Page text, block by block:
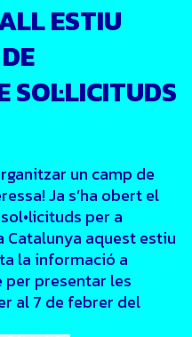
ESTIU
SOL·LICITUDS
un camp de
Ja s’ha obert el
per a
aquest estiu
la informació a
per presentar les
al 7 de febrer del